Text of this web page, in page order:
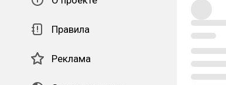
Правила
Реклама